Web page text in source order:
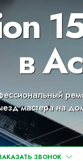
в
мастера на
ЗВОНОК